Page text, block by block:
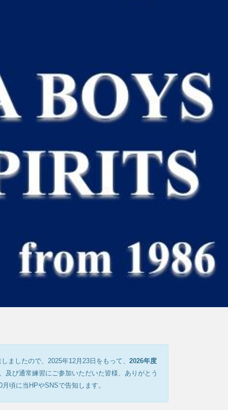
ましたので、2025年12月23日をもって、 2026年度
及び通常練習にご参加いただいた皆様、ありがとう
頃に当HPやSNSで告知します。